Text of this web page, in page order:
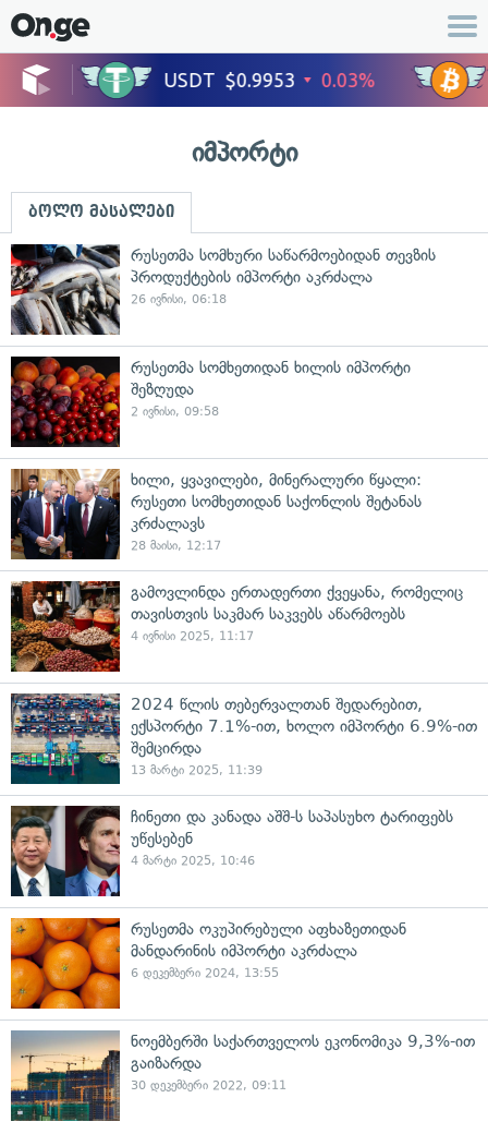
იმპორტი
ბოლო მასალები
რუსეთმა სომხური საწარმოებიდან თევზის
პროდუქტების იმპორტი აკრძალა
26 ივნისი, 06:18
რუსეთმა სომხეთიდან ხილის იმპორტი
შეზღუდა
2 ივნისი, 09:58
ხილი, ყვავილები, მინერალური წყალი:
რუსეთი სომხეთიდან საქონლის შეტანას
კრძალავს
28 მაისი, 12:17
გამოვლინდა ერთადერთი ქვეყანა, რომელიც
თავისთვის საკმარ საკვებს აწარმოებს
4 ივნისი 2025, 11:17
2024 წლის თებერვალთან შედარებით,
ექსპორტი 7.1%-ით, ხოლო იმპორტი 6.9%-ით
შემცირდა
13 მარტი 2025, 11:39
ჩინეთი და კანადა აშშ-ს საპასუხო ტარიფებს
უწესებენ
4 მარტი 2025, 10:46
რუსეთმა ოკუპირებული აფხაზეთიდან
მანდარინის იმპორტი აკრძალა
6 დეკემბერი 2024, 13:55
ნოემბერში საქართველოს ეკონომიკა 9,3%-ით
გაიზარდა
30 დეკემბერი 2022, 09:11